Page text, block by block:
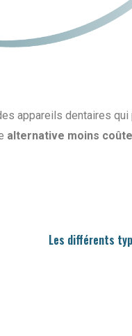
appareils dentaires qui
alternative moins
Les différents